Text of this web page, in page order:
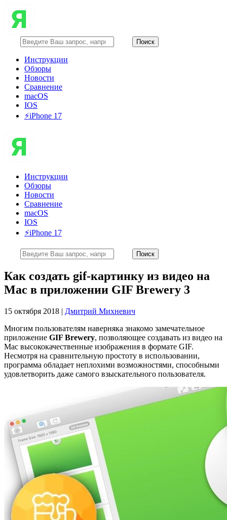
Инструкции
Обзоры
Новости
Сравнение
macOS
IOS
⚡️iPhone 17
Инструкции
Обзоры
Новости
Сравнение
macOS
IOS
⚡️iPhone 17
Как создать gif-картинку из видео на
Mac в приложении GIF Brewery 3
15 октября 2018 | Дмитрий Михневич
Многим пользователям наверняка знакомо замечательное
приложение GIF Brewery, позволяющее создавать из видео на
Mac высококачественные изображения в формате GIF.
Несмотря на сравнительную простоту в использовании,
программа обладает неплохими возможностями, способными
удовлетворить даже самого взыскательного пользователя.